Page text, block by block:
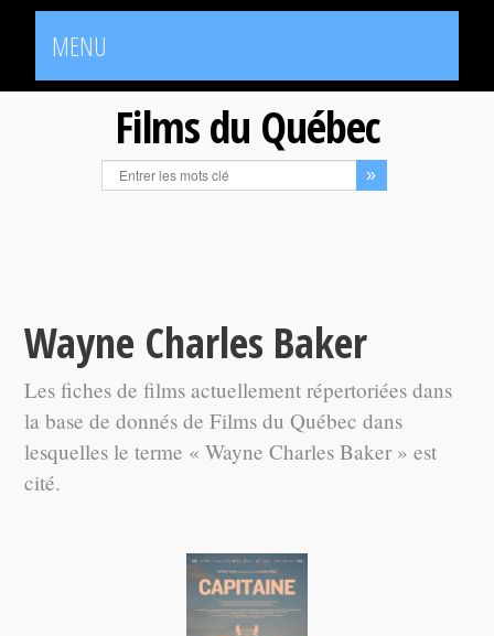
MENU
Films du Québec
Wayne Charles Baker
Les fiches de films actuellement répertoriées dans
la base de donnés de Films du Québec dans
lesquelles le terme « Wayne Charles Baker » est
cité.